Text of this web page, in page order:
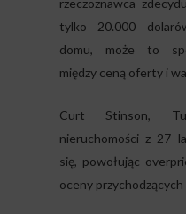
tylko 20.000
domu, może to
między ceną oferty i
Curt Stinson,
nieruchomości z 27
się, powołując
oceny